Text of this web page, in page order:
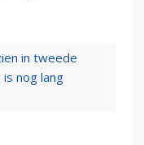
in tweede
nog lang